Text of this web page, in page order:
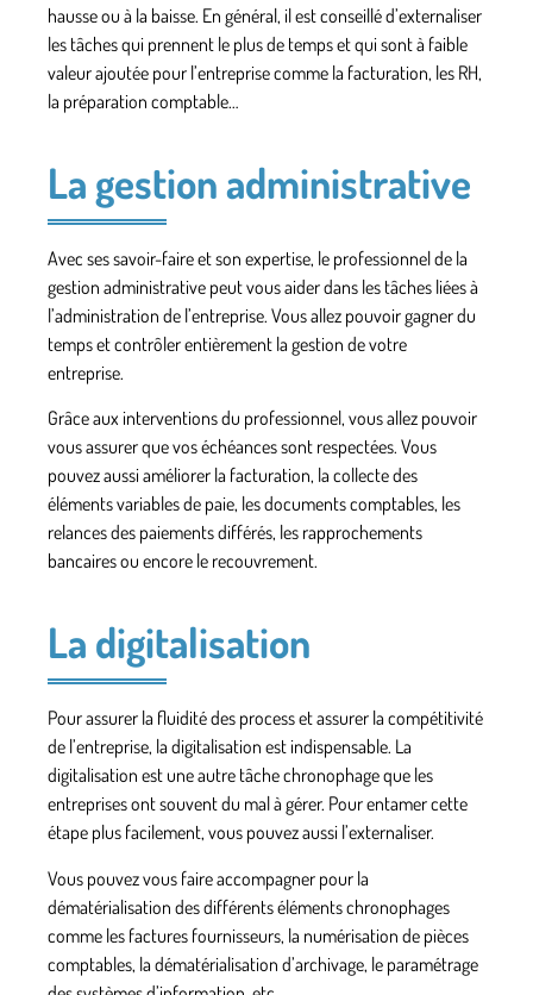
hausse ou à la baisse. En général, il est conseillé d’externaliser
les tâches qui prennent le plus de temps et qui sont à faible
valeur ajoutée pour l’entreprise comme la facturation, les RH,
la préparation comptable…
La gestion administrative
Avec ses savoir-faire et son expertise, le professionnel de la
gestion administrative peut vous aider dans les tâches liées à
l’administration de l’entreprise. Vous allez pouvoir gagner du
temps et contrôler entièrement la gestion de votre
entreprise.
Grâce aux interventions du professionnel, vous allez pouvoir
vous assurer quevos échéances sont respectées. Vous
pouvez aussi améliorer la facturation, la collecte des
éléments variables de paie, les documents comptables, les
relances des paiements différés, les rapprochements
bancaires ou encore le recouvrement.
La digitalisation
Pour assurer la fluidité des process et assurer la compétitivité
de l’entreprise, la digitalisation est indispensable. La
digitalisation est une autre tâche chronophage que les
entreprises ont souvent du mal à gérer. Pour entamer cette
étape plus facilement, vous pouvez aussi l’externaliser.
Vous pouvez vous faire accompagner pour la
dématérialisation des différents éléments chronophages
comme les factures fournisseurs, la numérisation de pièces
comptables, la dématérialisation d’archivage, le paramétrage